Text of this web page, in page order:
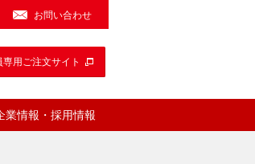
お問い合わせ
用ご注文サイト
業情報・採用情報